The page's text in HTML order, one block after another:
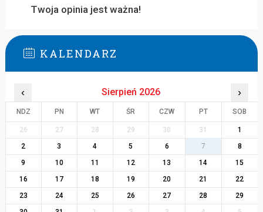
Twoja opinia jest ważna!
KALENDARZ
‹ Sierpień 2026 ›
NDZ PN WT ŚR CZW PT SOB
26 27 28 29 30 31
1
2
3 4 5 6 7
8
9
10 11 12 13 14
15
16
17 18 19 20 21
22
23
24 25 26 27 28
29